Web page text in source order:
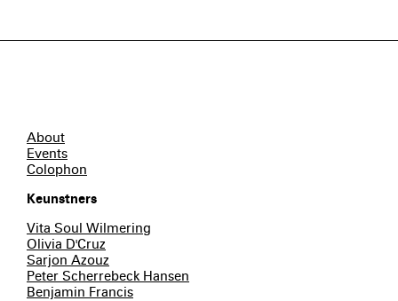
About
Events
Colophon
Keunstners
Vita Soul Wilmering
Olivia D'Cruz
Sarjon Azouz
Peter Scherrebeck Hansen
Benjamin Francis